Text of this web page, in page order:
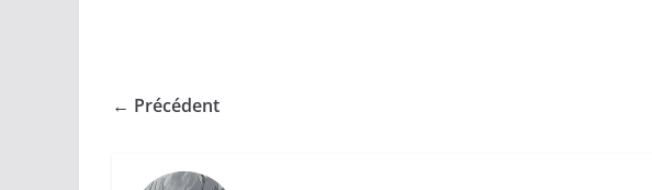
← Précédent